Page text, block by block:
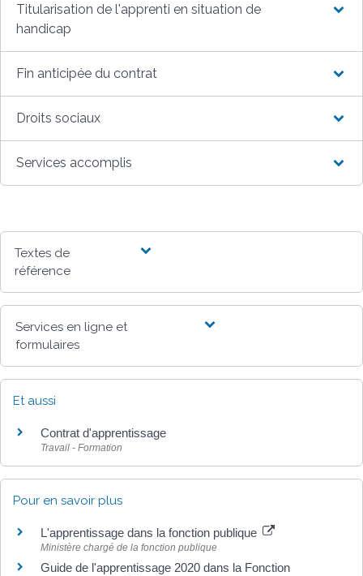
Titularisation de l'apprenti en situation de
handicap
Fin anticipée du contrat
Droits sociaux
Services accomplis
Textes de
référence
Services en ligne et
formulaires
Et aussi
Contrat d'apprentissage
Travail - Formation
Pour en savoir plus
L'apprentissage dans la fonction publique
Ministère chargé de la fonction publique
Guide de l'apprentissage 2020 dans la Fonction